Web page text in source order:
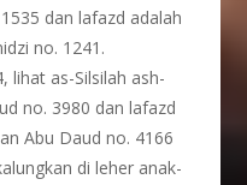
dan lafazd adalah
no. 1241.
lihat as-Silsilah ash-
no. 3980 dan lafazd
Abu Daud no. 4166
di leher anak-